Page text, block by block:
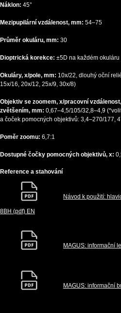
Náklon: 45°
Mezipupilární vzdálenost, mm: 54–75
Průměr okuláru, mm: 30
Dioptrická korekce: ±5D na každém okuláru
Okuláry, x/pole, mm: 10x/22, dlouhý oční
15x/16, 20x/12, 25x/9, 30x/8)
Objektiv se zoomem, x/pracovní
zvětšením, mm: 0,67–4,5/105/32,8–4,9
a čoček pomocných objektivů: 3,4–270/177,
Poměr zoomu: 6,7:1
Dostupné čočky pomocných objektivů, x:
Reference a stahování
Návod k použití:
8BH (pdf) EN
MAGUS: informační
MAGUS: informační